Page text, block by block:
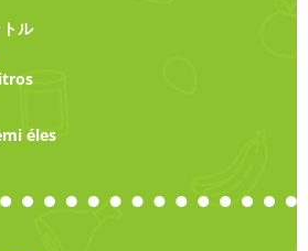
ル
éles